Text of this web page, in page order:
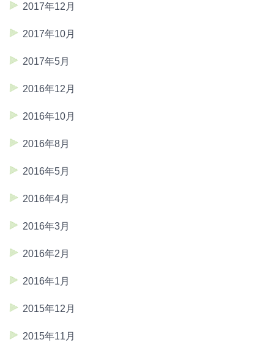
2017年12月
2017年10月
2017年5月
2016年12月
2016年10月
2016年8月
2016年5月
2016年4月
2016年3月
2016年2月
2016年1月
2015年12月
2015年11月